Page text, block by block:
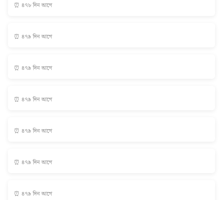
⏰ ৪৭৮ দিন আগে
⏰ ৪৭৯ দিন আগে
⏰ ৪৭৯ দিন আগে
⏰ ৪৭৯ দিন আগে
⏰ ৪৭৯ দিন আগে
⏰ ৪৭৯ দিন আগে
⏰ ৪৭৯ দিন আগে